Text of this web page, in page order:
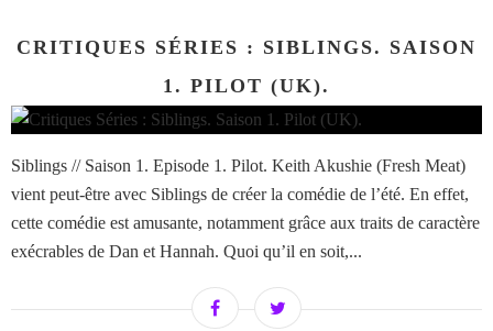
CRITIQUES SÉRIES : SIBLINGS. SAISON
1. PILOT (UK).
Siblings // Saison 1. Episode 1. Pilot. Keith Akushie (Fresh Meat)
vient peut-être avec Siblings de créer la comédie de l’été. En effet,
cette comédie est amusante, notamment grâce aux traits de caractère
exécrables de Dan et Hannah. Quoi qu’il en soit,...